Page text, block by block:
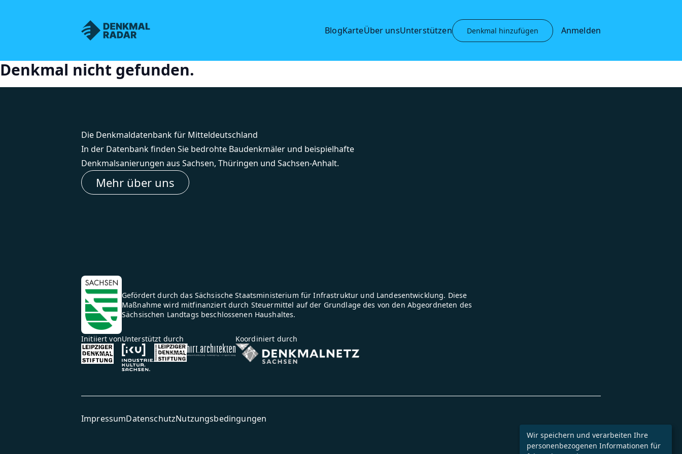
Denkmalnetz Sachsen BlogKarteÜber unsUnterstützen Denkmal hinzufügen Anmelden
Denkmal nicht gefunden.
Die Denkmaldatenbank für Mitteldeutschland
In der Datenbank finden Sie bedrohte Baudenkmäler und beispielhafte
Denkmalsanierungen aus Sachsen, Thüringen und Sachsen-Anhalt.
Mehr über uns
Gefördert durch das Sächsische Staatsministerium für Infrastruktur und Landesentwicklung. Diese
Maßnahme wird mitfinanziert durch Steuermittel auf der Grundlage des von den Abgeordneten des
Sächsischen Landtags beschlossenen Haushaltes.
Initiiert vonUnterstützt durch Koordiniert durch
ImpressumDatenschutzNutzungsbedingungen
Wir speichern und verarbeiten Ihre
personenbezogenen Informationen für